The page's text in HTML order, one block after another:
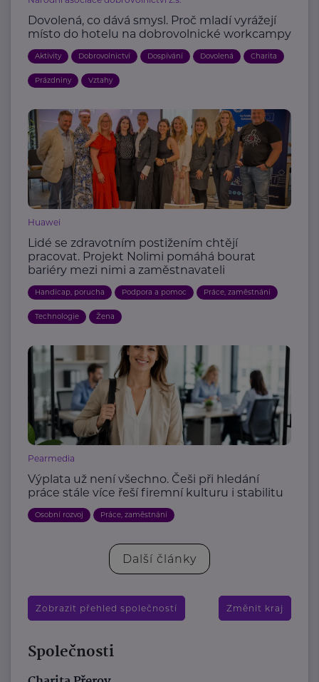
Dovolená, co dává smysl. Proč mladí vyrážejí
místo do hotelu na dobrovolnické workcampy
Aktivity Dobrovolnictví Dospívání Dovolená Charita
Prázdniny Vztahy
Huawei
Lidé se zdravotním postižením chtějí
pracovat. Projekt Nolimi pomáhá bourat
bariéry mezi nimi a zaměstnavateli
Handicap, porucha Podpora a pomoc Práce, zaměstnání
Technologie Žena
Pearmedia
Výplata už není všechno. Češi při hledání
práce stále více řeší firemní kulturu i stabilitu
Osobní rozvoj Práce, zaměstnání
Další články
Zobrazit přehled společností Změnit kraj
Společnosti